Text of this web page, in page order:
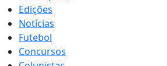
Edições
Notícias
Futebol
Concursos